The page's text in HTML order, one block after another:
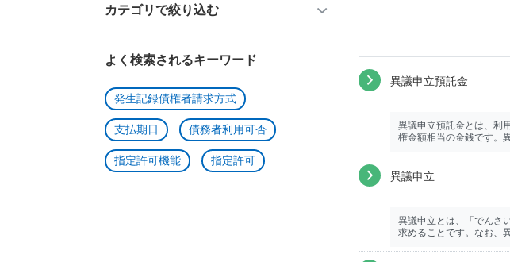
カテゴリで絞り込む
よく検索されるキーワード
発生記録債権者請求方式
支払期日 債務者利用可否
指定許可機能 指定許可
異議申立預託金
異議申立預託金とは、利
権金額相当の金銭です。
異議申立
異議申立とは、「でんさ
求めることです。なお、